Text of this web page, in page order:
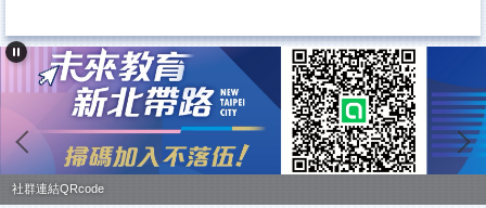
社群連結QRcode